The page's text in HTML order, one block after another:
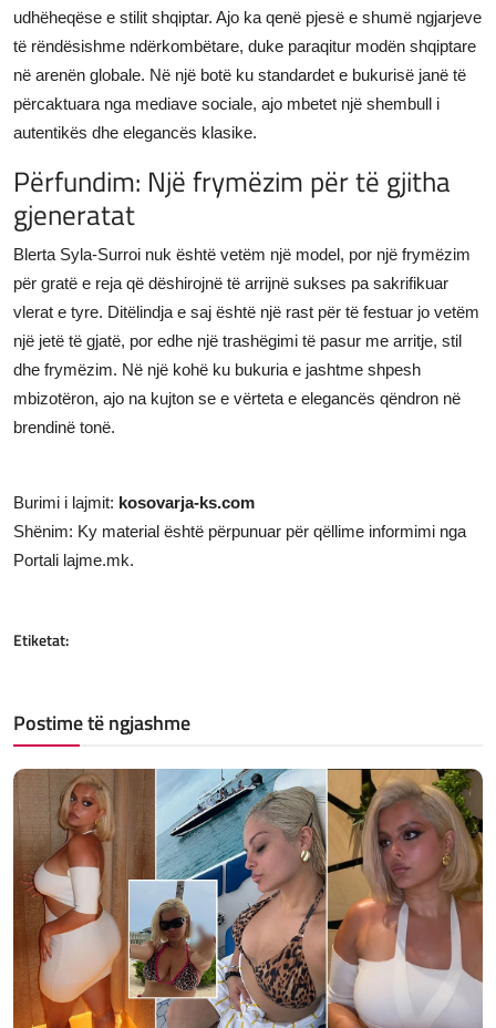
udhëheqëse e stilit shqiptar. Ajo ka qenë pjesë e shumë ngjarjeve
të rëndësishme ndërkombëtare, duke paraqitur modën shqiptare
në arenën globale. Në një botë ku standardet e bukurisë janë të
përcaktuara nga mediave sociale, ajo mbetet një shembull i
autentikës dhe elegancës klasike.
Përfundim: Një frymëzim për të gjitha
gjeneratat
Blerta Syla-Surroi nuk është vetëm një model, por një frymëzim
për gratë e reja që dëshirojnë të arrijnë sukses pa sakrifikuar
vlerat e tyre. Ditëlindja e saj është një rast për të festuar jo vetëm
një jetë të gjatë, por edhe një trashëgimi të pasur me arritje, stil
dhe frymëzim. Në një kohë ku bukuria e jashtme shpesh
mbizotëron, ajo na kujton se e vërteta e elegancës qëndron në
brendinë tonë.
Burimi i lajmit: kosovarja-ks.com
Shënim: Ky material është përpunuar për qëllime informimi nga
Portali lajme.mk.
Etiketat:
Postime të ngjashme